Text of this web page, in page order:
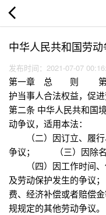
中华人民共和国劳
发布时间：2021-07-07
第一章 总 则 第一条
护当事人合法权益，促
第二条 中华人民共和国
动争议，适用本法：
（二）因订立、履行
争议； （三）因除名
（四）因工作时间、
及劳动保护发生的争
费、经济补偿或者赔
规规定的其他劳动争